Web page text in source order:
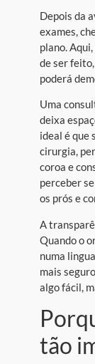
Depois da
exames,
plano.
de ser
poderá
Uma
deixa
ideal é que
cirurgia,
coroa e
perceber
os prós e
A
Quando o
numa
mais
algo fácil,
tão